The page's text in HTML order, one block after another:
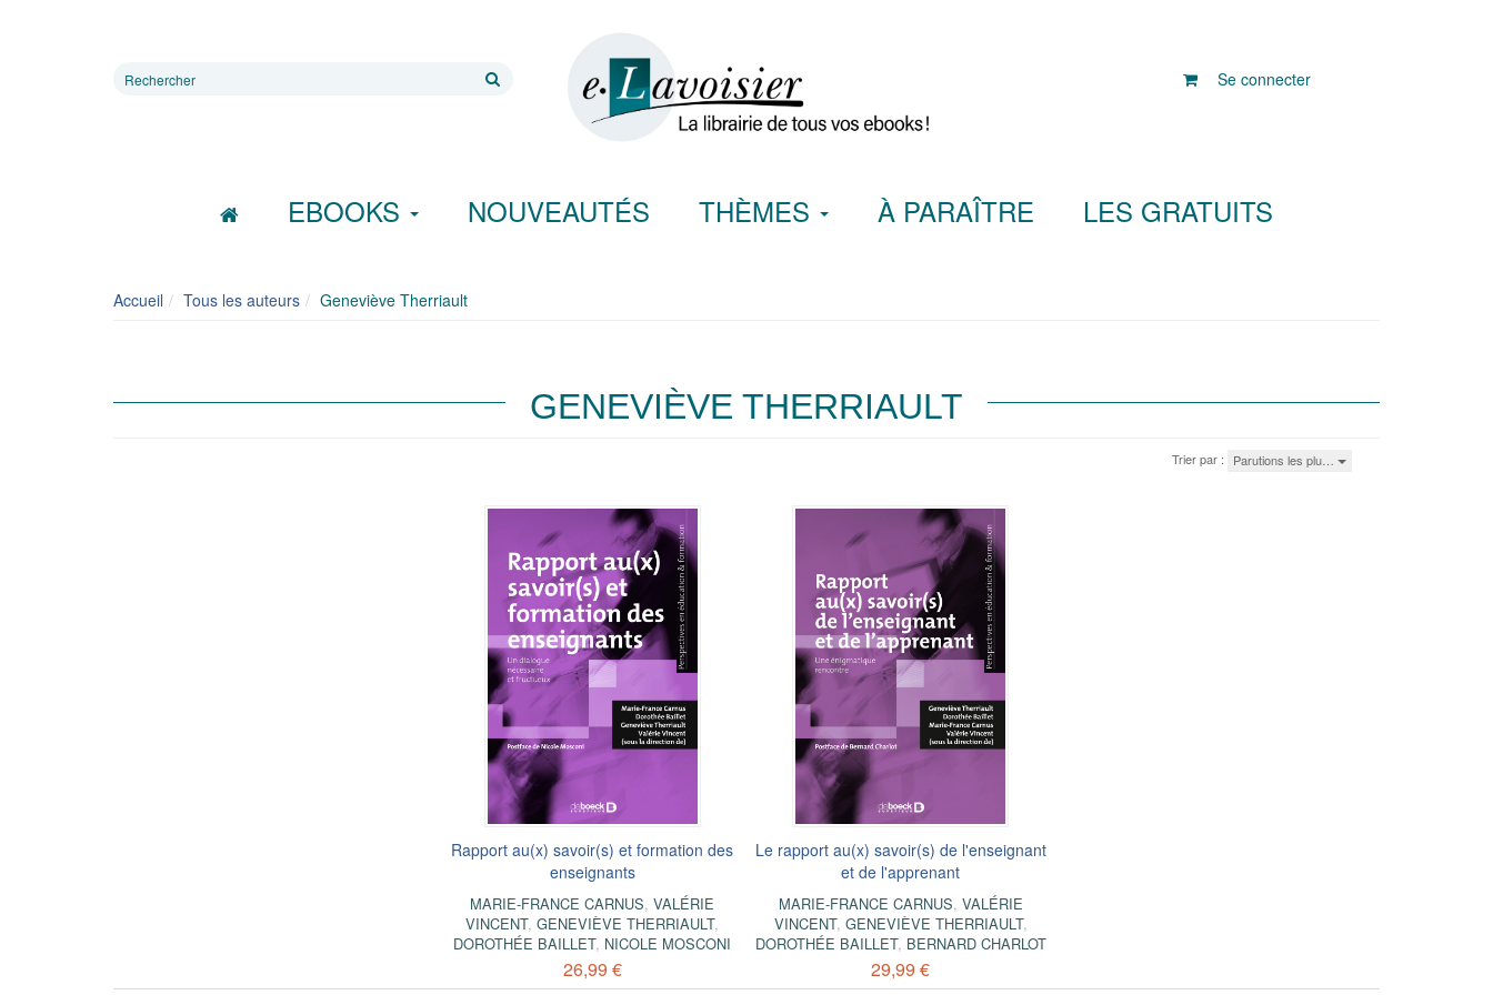
Rechercher
Se connecter
EBOOKS NOUVEAUTÉS THÈMES À PARAÎTRE LES GRATUITS
Accueil Tous les auteurs Geneviève Therriault
GENEVIÈVE THERRIAULT
Trier par : Parutions les plu…
Rapport au(x) savoir(s) et formation des
enseignants
MARIE-FRANCE CARNUS,VALÉRIE
VINCENT,GENEVIÈVE THERRIAULT,
DOROTHÉE BAILLET, NICOLE MOSCONI
26,99 €
Le rapport au(x) savoir(s) de l'enseignant
et de l'apprenant
MARIE-FRANCE CARNUS, VALÉRIE
VINCENT, GENEVIÈVE THERRIAULT,
DOROTHÉE BAILLET, BERNARD CHARLOT
29,99 €